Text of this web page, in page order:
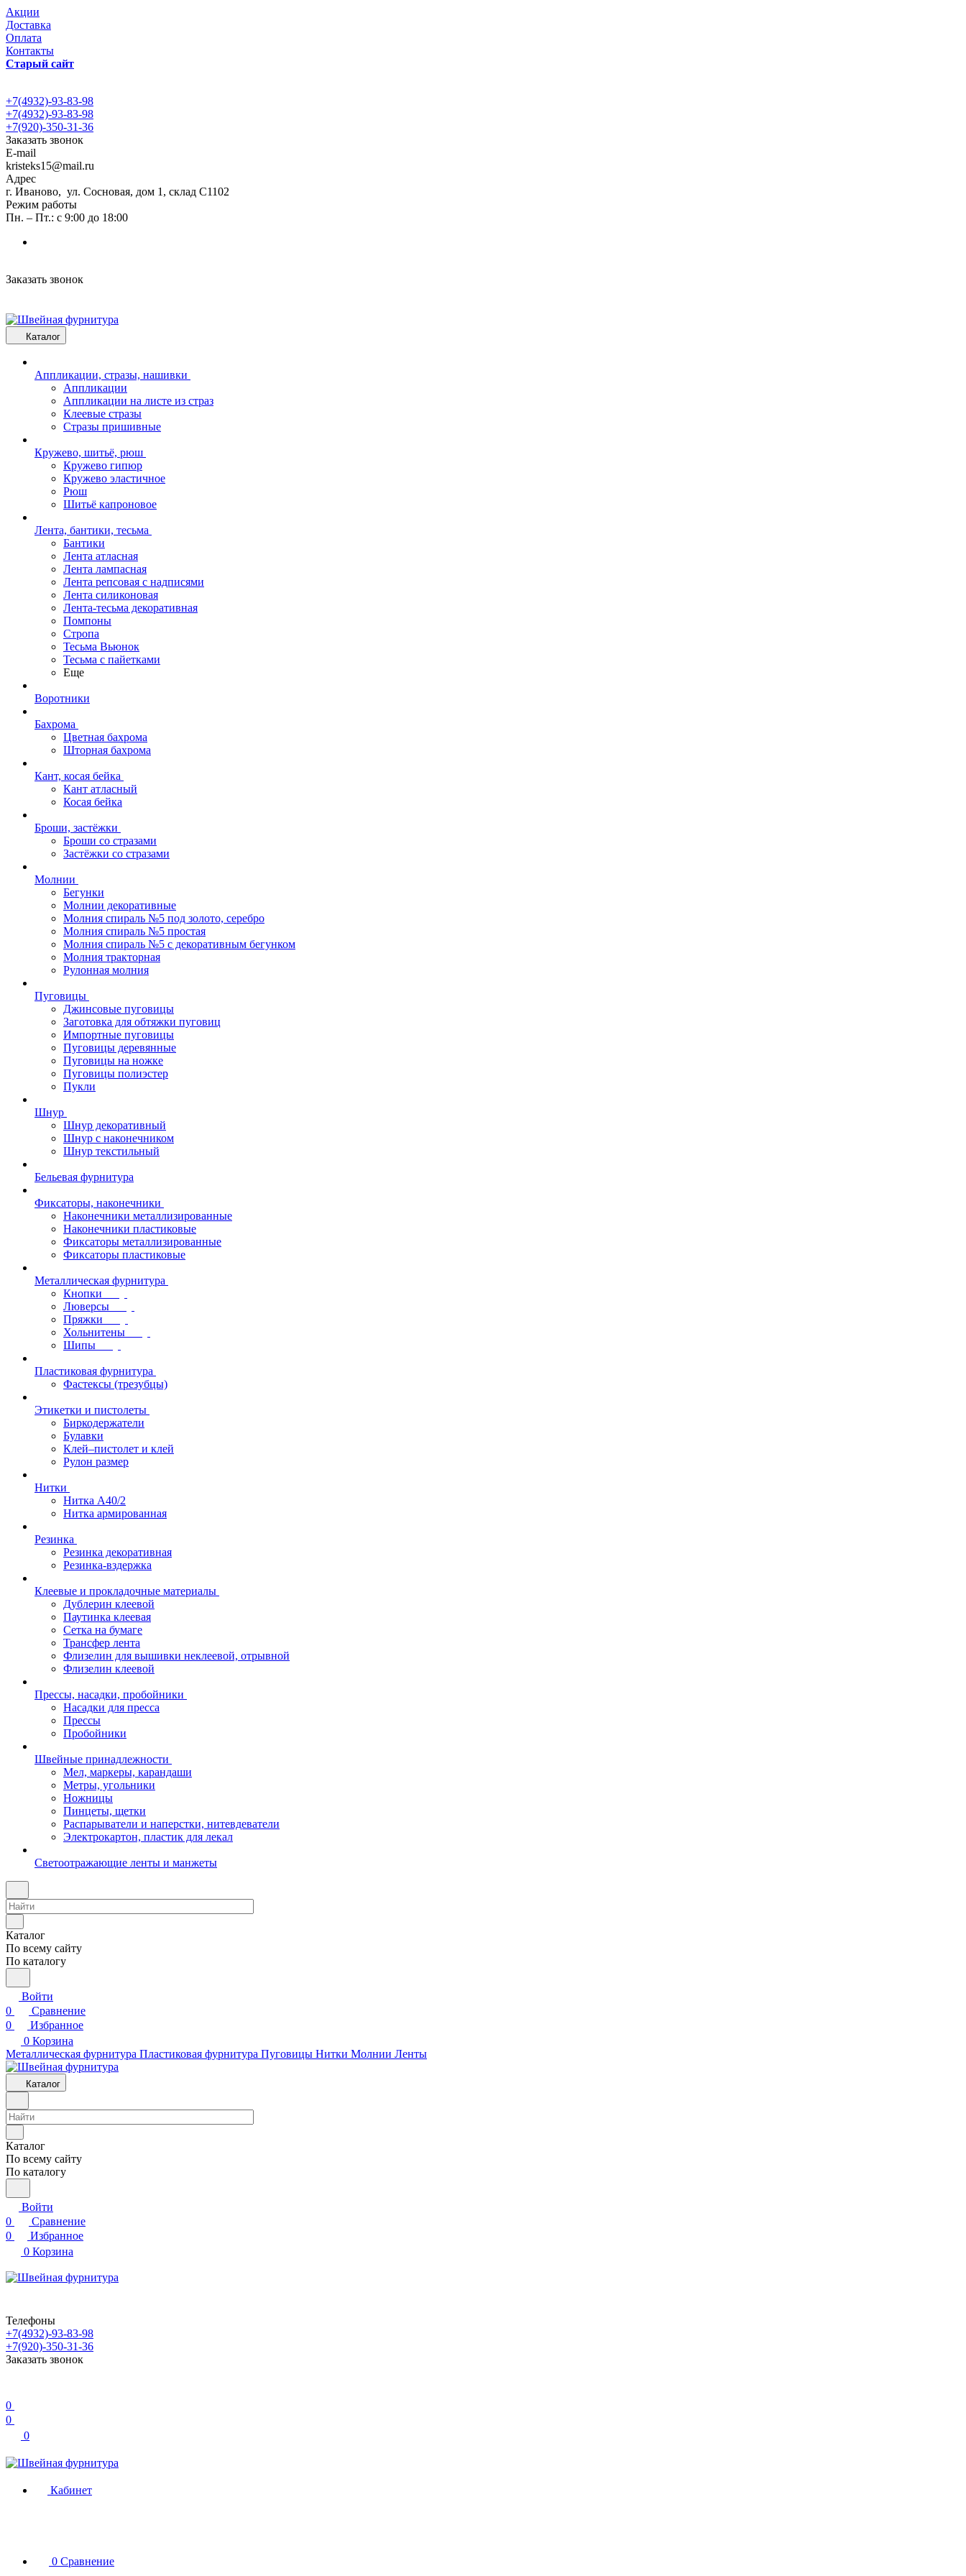
Акции
Доставка
Оплата
Контакты
Старый сайт
+7(4932)-93-83-98
+7(4932)-93-83-98
+7(920)-350-31-36
Заказать звонок
E-mail
kristeks15@mail.ru
Адрес
г. Иваново, ул. Сосновая, дом 1, склад С1102
Режим работы
Пн. – Пт.: с 9:00 до 18:00
Заказать звонок
Каталог
Аппликации, стразы, нашивки
Аппликации
Аппликации на листе из страз
Клеевые стразы
Стразы пришивные
Кружево, шитьё, рюш
Кружево гипюр
Кружево эластичное
Рюш
Шитьё капроновое
Лента, бантики, тесьма
Бантики
Лента атласная
Лента лампасная
Лента репсовая с надписями
Лента силиконовая
Лента-тесьма декоративная
Помпоны
Стропа
Тесьма Вьюнок
Тесьма с пайетками
Еще
Воротники
Бахрома
Цветная бахрома
Шторная бахрома
Кант, косая бейка
Кант атласный
Косая бейка
Броши, застёжки
Броши со стразами
Застёжки со стразами
Молнии
Бегунки
Молнии декоративные
Молния спираль №5 под золото, серебро
Молния спираль №5 простая
Молния спираль №5 с декоративным бегунком
Молния тракторная
Рулонная молния
Пуговицы
Джинсовые пуговицы
Заготовка для обтяжки пуговиц
Импортные пуговицы
Пуговицы деревянные
Пуговицы на ножке
Пуговицы полиэстер
Пукли
Шнур
Шнур декоративный
Шнур с наконечником
Шнур текстильный
Бельевая фурнитура
Фиксаторы, наконечники
Наконечники металлизированные
Наконечники пластиковые
Фиксаторы металлизированные
Фиксаторы пластиковые
Металлическая фурнитура
Кнопки
Люверсы
Пряжки
Хольнитены
Шипы
Пластиковая фурнитура
Фастексы (трезубцы)
Этикетки и пистолеты
Биркодержатели
Булавки
Клей–пистолет и клей
Рулон размер
Нитки
Нитка А40/2
Нитка армированная
Резинка
Резинка декоративная
Резинка-вздержка
Клеевые и прокладочные материалы
Дублерин клеевой
Паутинка клеевая
Сетка на бумаге
Трансфер лента
Флизелин для вышивки неклеевой, отрывной
Флизелин клеевой
Прессы, насадки, пробойники
Насадки для пресса
Прессы
Пробойники
Швейные принадлежности
Мел, маркеры, карандаши
Метры, угольники
Ножницы
Пинцеты, щетки
Распарыватели и наперстки, нитевдеватели
Электрокартон, пластик для лекал
Светоотражающие ленты и манжеты
Каталог
По всему сайту
По каталогу
Войти
0
Сравнение
0
Избранное
0 Корзина
Металлическая фурнитура Пластиковая фурнитура Пуговицы Нитки Молнии Ленты
Каталог
Каталог
По всему сайту
По каталогу
Войти
0
Сравнение
0
Избранное
0 Корзина
Телефоны
+7(4932)-93-83-98
+7(920)-350-31-36
Заказать звонок
0
0
0
Кабинет
0 Сравнение